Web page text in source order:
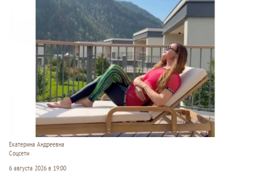
Екатерина Андреевна
Соцсети
6 августа 2026 в 19:00